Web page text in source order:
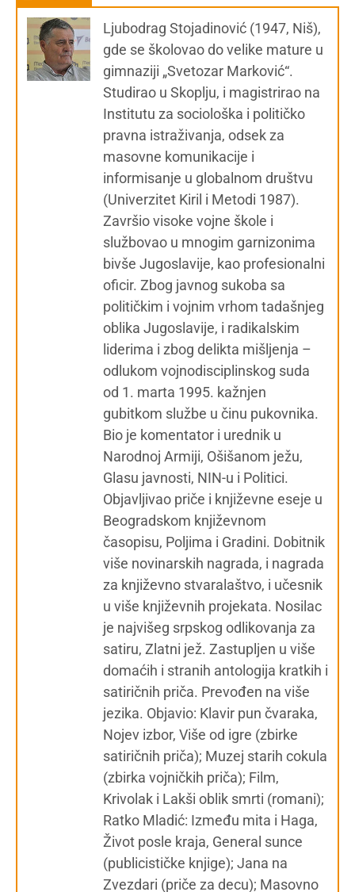
Ljubodrag Stojadinović (1947, Niš),
gde se školovao do velike mature u
gimnaziji „Svetozar Marković“.
Studirao u Skoplju, i magistrirao na
Institutu za sociološka i političko
pravna istraživanja, odsek za
masovne komunikacije i
informisanje u globalnom društvu
(Univerzitet Kiril i Metodi 1987).
Završio visoke vojne škole i
službovao u mnogim garnizonima
bivše Jugoslavije, kao profesionalni
oficir. Zbog javnog sukoba sa
političkim i vojnim vrhom tadašnjeg
oblika Jugoslavije, i radikalskim
liderima i zbog delikta mišljenja –
odlukom vojnodisciplinskog suda
od 1. marta 1995. kažnjen
gubitkom službe u činu pukovnika.
Bio je komentator i urednik u
Narodnoj Armiji, Ošišanom ježu,
Glasu javnosti, NIN-u i Politici.
Objavljivao priče i književne eseje u
Beogradskom književnom
časopisu, Poljima i Gradini. Dobitnik
više novinarskih nagrada, i nagrada
za književno stvaralaštvo, i učesnik
u više književnih projekata. Nosilac
je najvišeg srpskog odlikovanja za
satiru, Zlatni jež. Zastupljen u više
domaćih i stranih antologija kratkih i
satiričnih priča. Prevođen na više
jezika. Objavio: Klavir pun čvaraka,
Nojev izbor, Više od igre (zbirke
satiričnih priča); Muzej starih cokula
(zbirka vojničkih priča); Film,
Krivolak i Lakši oblik smrti (romani);
Ratko Mladić: Između mita i Haga,
Život posle kraja, General sunce
(publicističke knjige); Jana na
Zvezdari (priče za decu); Masovno